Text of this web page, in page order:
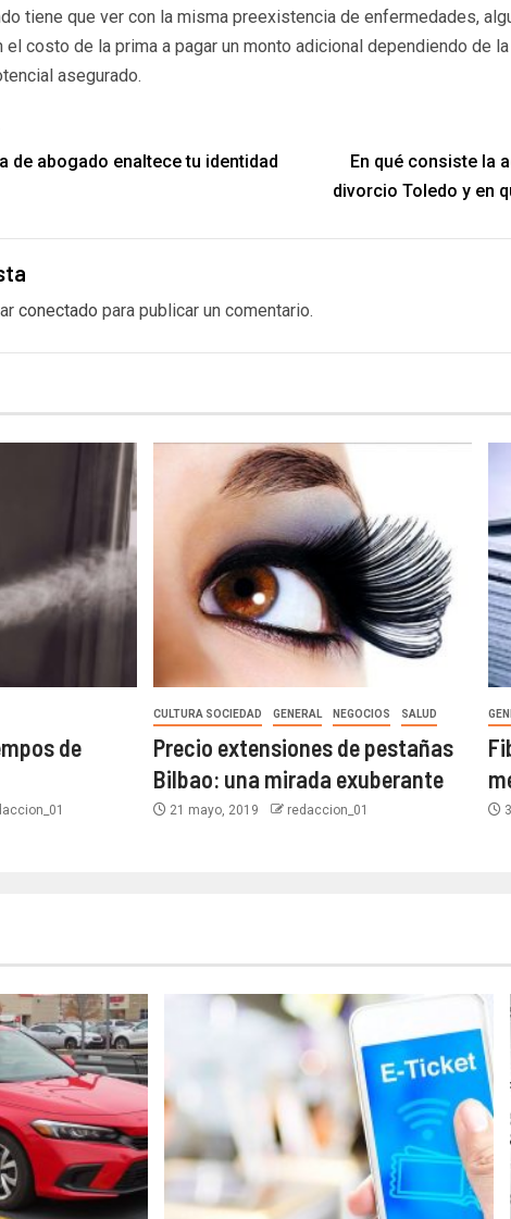
tiene que ver con la misma preexistencia de enfermedades,
el costo de la prima a pagar un monto adicional dependiendo de
asegurado.
de abogado enaltece tu identidad
En qué consiste la
divorcio Toledo y en
conectado para publicar un comentario.
de
CULTURA SOCIEDAD GENERAL NEGOCIOS SALUD
Precio extensiones de pestañas
Bilbao: una mirada exuberante
21 mayo, 2019 redaccion_01